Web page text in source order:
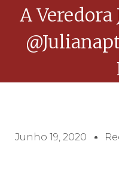
A Veredora
Junho 19, 2020